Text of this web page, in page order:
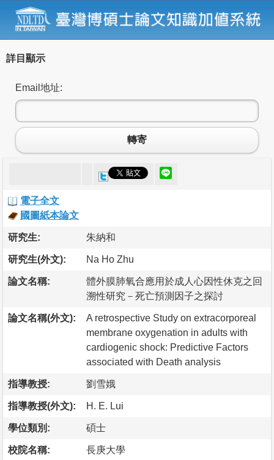
詳目顯示
Email地址:
轉寄
電子全文
國圖紙本論文
研究生: 朱納和
研究生(外文): Na Ho Zhu
論文名稱:
體外膜肺氧合應用於成人心因性休克之回
溯性研究－死亡預測因子之探討
論文名稱(外文):
A retrospective Study on extracorporeal
membrane oxygenation in adults with
cardiogenic shock: Predictive Factors
associated with Death analysis
指導教授: 劉雪娥
指導教授(外文): H. E. Lui
學位類別: 碩士
校院名稱: 長庚大學